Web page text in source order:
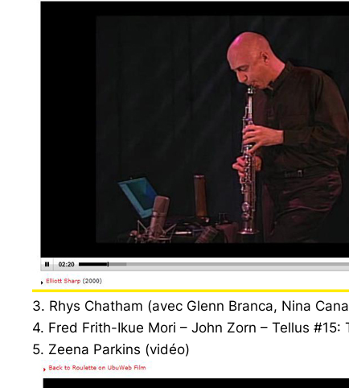
3. Rhys Chatham (avec Glenn Branca, Nina
4. Fred Frith-Ikue Mori – John Zorn – Tellus #15:
5. Zeena Parkins (vidéo)